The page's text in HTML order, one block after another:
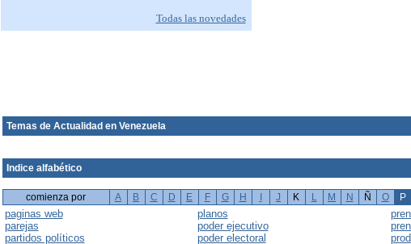
Todas las novedades
Temas de Actualidad en Venezuela
Indice alfabético
comienza por A B C D E F G H J K L M N Ñ O P
paginas web
parejas
partidos políticos
planos
poder ejecutivo
poder electoral